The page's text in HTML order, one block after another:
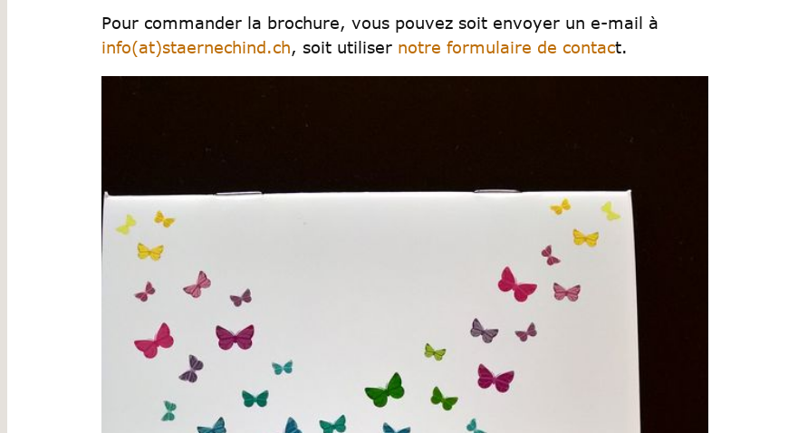
Pour commander la brochure, vous pouvez soit envoyer un e-mail à
info(at)staernechind.ch, soit utiliser notre formulaire de contact.